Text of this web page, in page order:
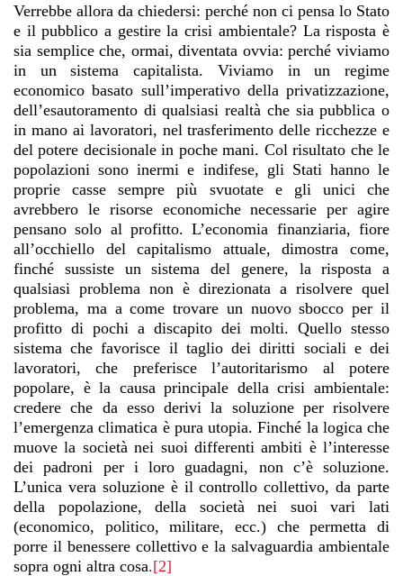
Verrebbe allora da chiedersi: perché non ci pensa lo Stato
e il pubblico a gestire la crisi ambientale? La risposta è
sia semplice che, ormai, diventata ovvia: perché viviamo
in un sistema capitalista. Viviamo in un regime
economico basato sull’imperativo della privatizzazione,
dell’esautoramento di qualsiasi realtà che sia pubblica o
in mano ai lavoratori, nel trasferimento delle ricchezze e
del potere decisionale in poche mani. Col risultato che le
popolazioni sono inermi e indifese, gli Stati hanno le
proprie casse sempre più svuotate e gli unici che
avrebbero le risorse economiche necessarie per agire
pensano solo al profitto. L’economia finanziaria, fiore
all’occhiello del capitalismo attuale, dimostra come,
finché sussiste un sistema del genere, la risposta a
qualsiasi problema non è direzionata a risolvere quel
problema, ma a come trovare un nuovo sbocco per il
profitto di pochi a discapito dei molti. Quello stesso
sistema che favorisce il taglio dei diritti sociali e dei
lavoratori, che preferisce l’autoritarismo al potere
popolare, è la causa principale della crisi ambientale:
credere che da esso derivi la soluzione per risolvere
l’emergenza climatica è pura utopia. Finché la logica che
muove la società nei suoi differenti ambiti è l’interesse
dei padroni per i loro guadagni, non c’è soluzione.
L’unica vera soluzione è il controllo collettivo, da parte
della popolazione, della società nei suoi vari lati
(economico, politico, militare, ecc.) che permetta di
porre il benessere collettivo e la salvaguardia ambientale
sopra ogni altra cosa.[2]